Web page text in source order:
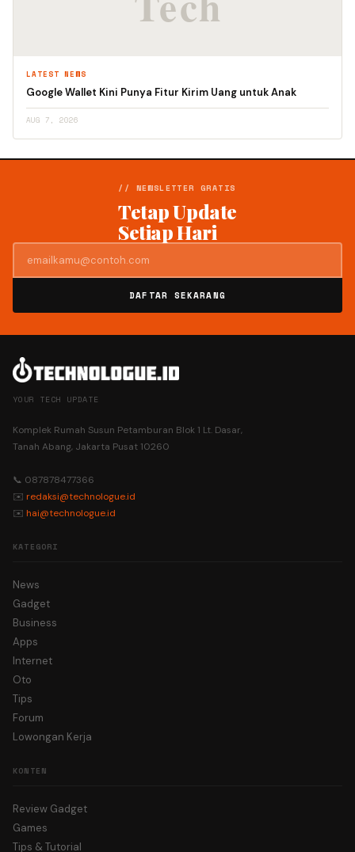
LATEST NEWS
Google Wallet Kini Punya Fitur Kirim Uang untuk Anak
AUG 7, 2026
// NEWSLETTER GRATIS
Tetap Update
Setiap Hari
DAFTAR SEKARANG
YOUR TECH UPDATE
Komplek Rumah Susun Petamburan Blok 1 Lt. Dasar,
Tanah Abang, Jakarta Pusat 10260
📞 087878477366
✉️ redaksi@technologue.id
✉️ hai@technologue.id
KATEGORI
News
Gadget
Business
Apps
Internet
Oto
Tips
Forum
Lowongan Kerja
KONTEN
Review Gadget
Games
Tips & Tutorial